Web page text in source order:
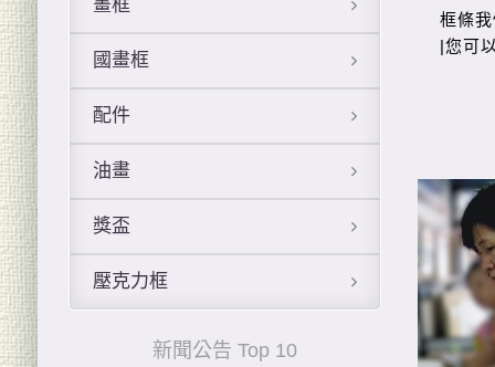
畫框
國畫框
配件
油畫
獎盃
壓克力框
新聞公告 Top 10